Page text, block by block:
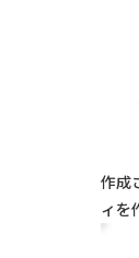
作成
ィを